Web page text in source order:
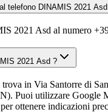
telefono DINAMIS 2021
2021 Asd al numero
2021 Asd ?
in Via Santorre di
Puoi utilizzare Google
ottenere indicazioni